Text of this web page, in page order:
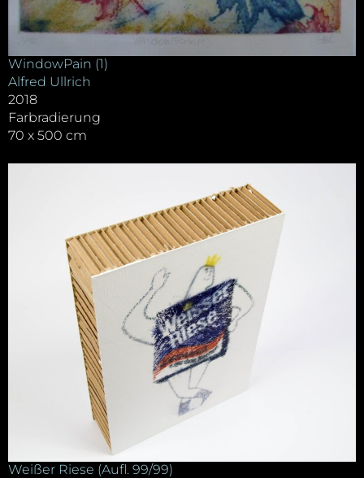
WindowPain (1)
Alfred Ullrich
2018
Farbradierung
70 x 500 cm
Weißer Riese (Aufl. 99/99)